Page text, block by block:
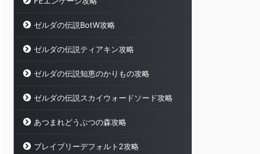
ゼルダの伝説BotW攻略
ゼルダの伝説ティアキン攻略
ゼルダの伝説知恵のかりもの攻略
ゼルダの伝説スカイウォードソード攻略
あつまれどうぶつの森攻略
ブレイブリーデフォルト2攻略